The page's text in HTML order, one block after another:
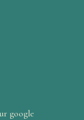
google